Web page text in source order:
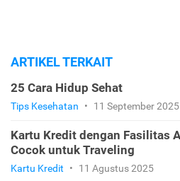
ARTIKEL TERKAIT
25 Cara Hidup Sehat
Tips Kesehatan • 11 September 2025
Kartu Kredit dengan Fasilitas
Cocok untuk Traveling
Kartu Kredit • 11 Agustus 2025